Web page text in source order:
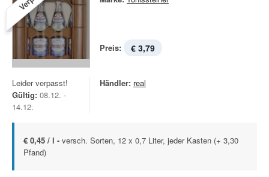
Preis: € 3,79
Leider verpasst!
Gültig: 08.12. -
14.12.
Händler: real
€ 0,45 / l - versch. Sorten, 12 x 0,7 Liter, jeder Kasten (+ 3,30
Pfand)